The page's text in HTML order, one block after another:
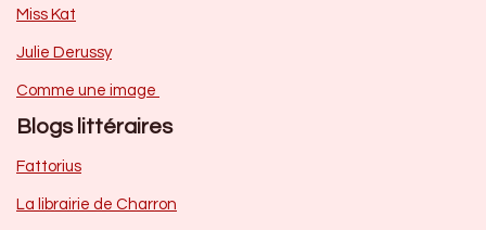
Miss Kat
Julie Derussy
Comme une image
Blogs littéraires
Fattorius
La librairie de Charron